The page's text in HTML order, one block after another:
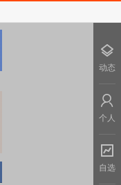
动态
个人
自选